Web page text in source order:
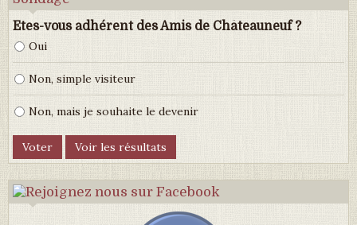
Etes-vous adhérent des Amis de Châteauneuf ?
Oui
Non, simple visiteur
Non, mais je souhaite le devenir